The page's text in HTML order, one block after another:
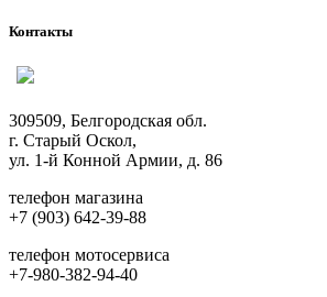
на
товара.
Контакты
309509, Белгородская обл.
г. Старый Оскол,
ул. 1-й Конной Армии, д. 86
телефон магазина
+7 (903) 642-39-88
телефон мотосервиса
+7-980-382-94-40